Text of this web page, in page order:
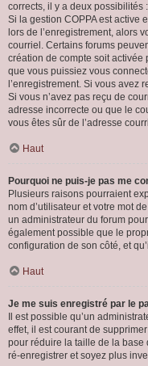
corrects, il y a deux possibilités :
Si la gestion COPPA est active
lors de l’enregistrement, alors
courriel. Certains forums
création de compte soit
que vous puissiez vous
l’enregistrement. Si vous avez
Si vous n’avez pas reçu de
adresse incorrecte ou que le
vous êtes sûr de l’adresse
Haut
Pourquoi ne puis-je pas me
Plusieurs raisons pourraient
nom d’utilisateur et votre mot
un administrateur du forum
également possible que le
configuration de son côté, et
Haut
Je me suis enregistré par le
Il est possible qu’un
effet, il est courant de
pour réduire la taille de la base
ré-enregistrer et soyez plus